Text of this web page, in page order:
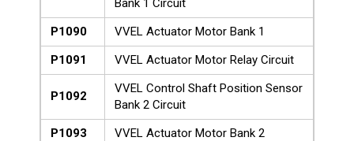
Bank 1 Circuit
P1090
VVEL Actuator Motor Bank 1
P1091
VVEL Actuator Motor Relay Circuit
P1092
VVEL Control Shaft Position Sensor
Bank 2 Circuit
P1093
VVEL Actuator Motor Bank 2